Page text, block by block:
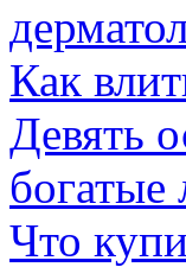
Как
Девять
богатые
Что